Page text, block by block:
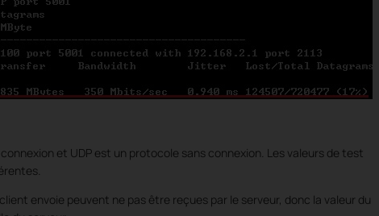
et UDP est un protocole sans connexion. Les valeurs de test
envoie peuvent ne pas être reçues par le serveur, donc la valeur du